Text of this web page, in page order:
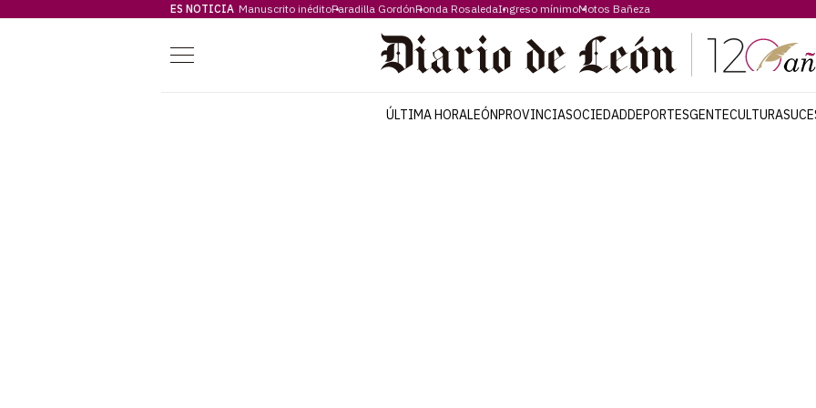
ES NOTICIA Manuscrito inéditoParadilla GordónRonda RosaledaIngreso mínimoMotos Bañeza
Menú
ÚLTIMA HORALEÓNPROVINCIASOCIEDADDEPORTESGENTECULTURA